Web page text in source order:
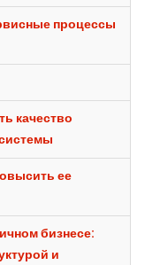
процессы
качество
ее
бизнесе:
и